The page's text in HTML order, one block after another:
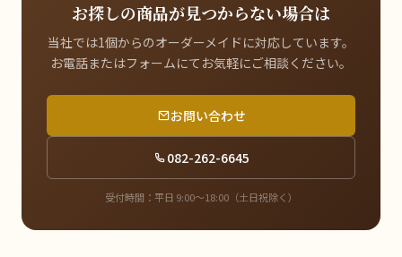
お探しの商品が見つからない場合は
当社では1個からのオーダーメイドに対応しています。
お電話またはフォームにてお気軽にご相談ください。
お問い合わせ
082-262-6645
受付時間：平日 9:00〜18:00（土日祝除く）